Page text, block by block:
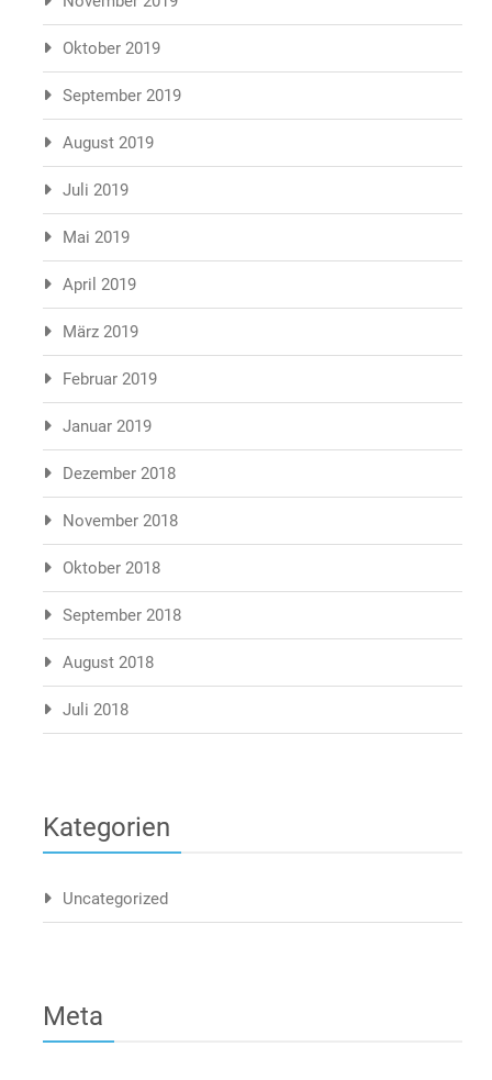
Oktober 2019
September 2019
August 2019
Juli 2019
Mai 2019
April 2019
März 2019
Februar 2019
Januar 2019
Dezember 2018
November 2018
Oktober 2018
September 2018
August 2018
Juli 2018
Kategorien
Uncategorized
Meta